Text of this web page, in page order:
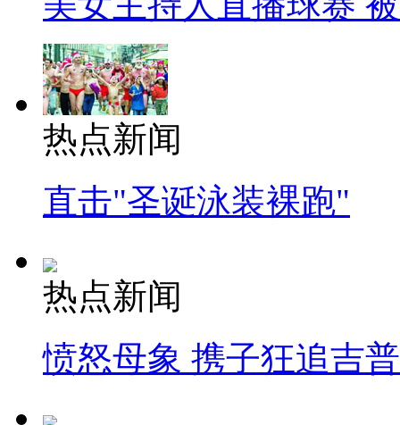
热点新闻
直击"圣诞泳装裸跑"
热点新闻
愤怒母象 携子狂追吉